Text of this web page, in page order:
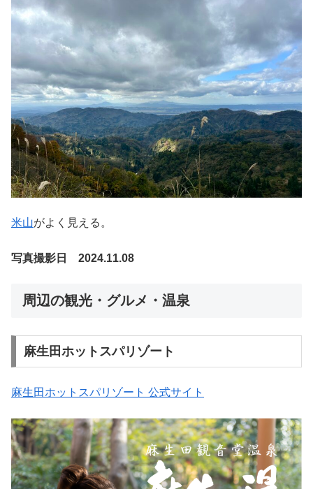
米山がよく見える。
写真撮影日 2024.11.08
周辺の観光・グルメ・温泉
麻生田ホットスパリゾート
麻生田ホットスパリゾート 公式サイト